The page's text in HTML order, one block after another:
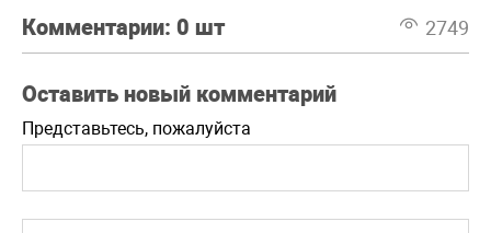
Комментарии: 0 шт 2749
Оставить новый комментарий
Представьтесь, пожалуйста